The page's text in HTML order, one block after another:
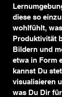
diese so
wohlfühlt,
Produktivität
Bildern und
etwa in Form
kannst Du
visualisieren
was Du Dir